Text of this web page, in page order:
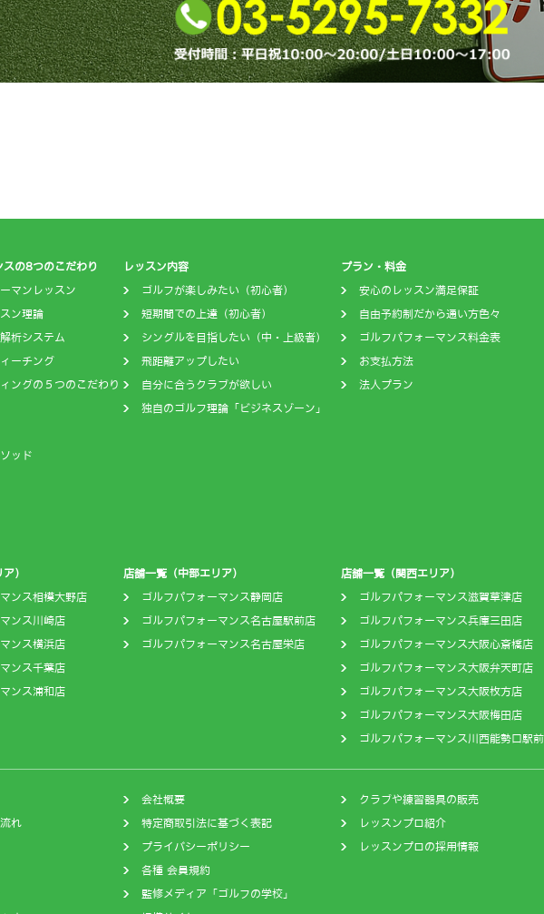
スの8つのこだわり
マンレッスン
ン理論
析システム
ーチング
ングの５つのこだわり
ッド
レッスン内容
ゴルフが楽しみたい（初心者）
短期間での上達（初心者）
シングルを目指したい（中・上級者）
飛距離アップしたい
自分に合うクラブが欲しい
独自のゴルフ理論「ビジネスゾーン」
プラン・料金
安心のレッスン満足保証
自由予約制だから通い方色々
ゴルフパフォーマンス料金表
お支払方法
法人プラン
）
ンス相模大野店
ンス川崎店
ンス横浜店
ンス千葉店
ンス浦和店
店舗一覧（中部エリア）
ゴルフパフォーマンス静岡店
ゴルフパフォーマンス名古屋駅前店
ゴルフパフォーマンス名古屋栄店
店舗一覧（関西エリア）
ゴルフパフォーマンス滋賀草津店
ゴルフパフォーマンス兵庫三田店
ゴルフパフォーマンス大阪心斎橋店
ゴルフパフォーマンス大阪弁天町店
ゴルフパフォーマンス大阪枚方店
ゴルフパフォーマンス大阪梅田店
ゴルフパフォーマンス川西能勢口駅
れ
会社概要
特定商取引法に基づく表記
プライバシーポリシー
各種 会員規約
監修メディア「ゴルフの学校」
クラブや練習器具の販売
レッスンプロ紹介
レッスンプロの採用情報